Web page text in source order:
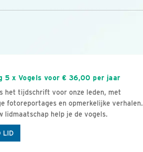
5 x Vogels voor € 36,00 per jaar
het tijdschrift voor onze leden, met
fotoreportages en opmerkelijke verhalen.
lidmaatschap help je de vogels.
LID